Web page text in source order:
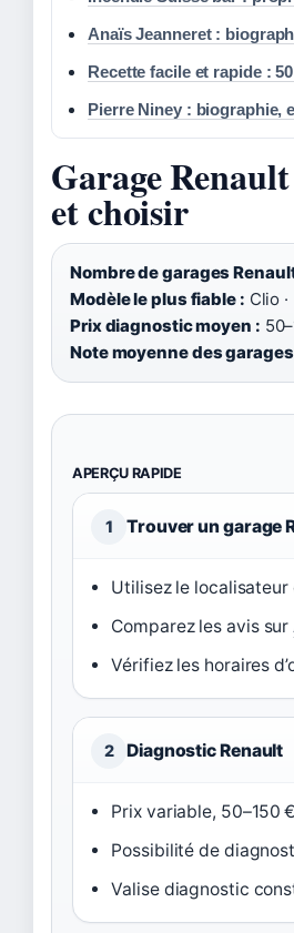
Anaïs Jeanneret :
Recette facile et rapide :
Pierre Niney : biographie,
Garage
et choisir
Nombre de garages
Modèle le plus fiable : Clio ·
Prix diagnostic moyen :
Note moyenne des
APERÇU RAPIDE
1 Trouver un garage
Utilisez le
Comparez les avis sur
Vérifiez les horaires
2 Diagnostic Renault
Prix variable, 50–150
Possibilité de
Valise diagnostic